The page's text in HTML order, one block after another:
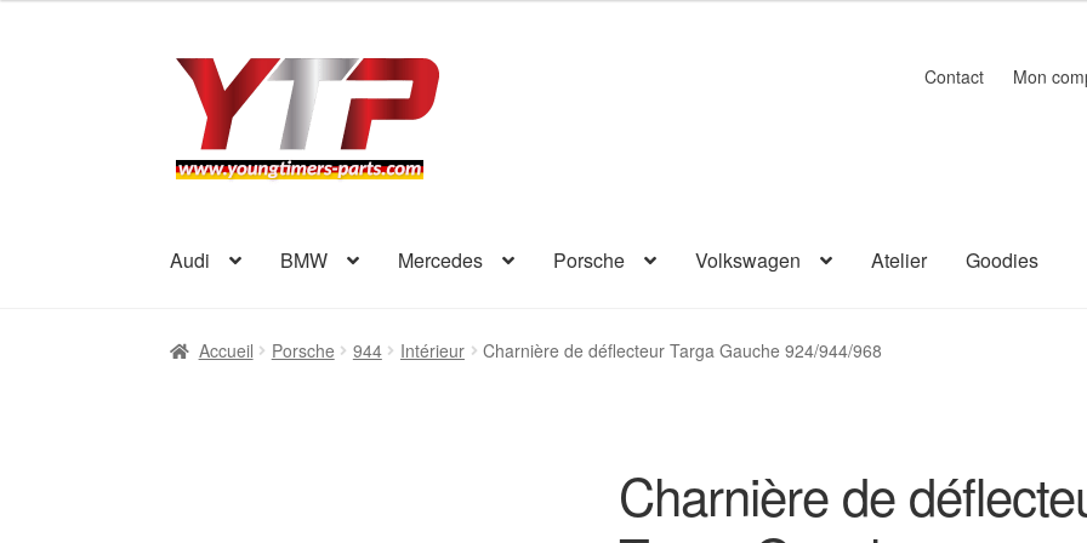
Aller
navigation
Aller
contenu
Contact Mon
Audi BMW Mercedes Porsche Volkswagen Atelier Goodies
Accueil Porsche 944 Intérieur Charnière de déflecteur Targa Gauche 924/944/968
Charnière de